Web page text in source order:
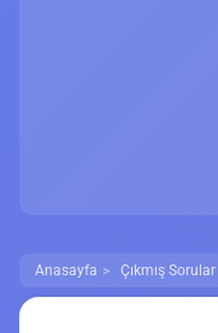
Anasayfa Çıkmış Sorular